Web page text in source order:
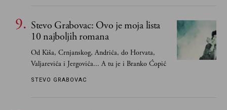
poznavale
Stevo Grabovac: Ovo je moja lista
10 najboljih romana
Od Kiša, Crnjanskog, Andrića, do Horvata,
Valjarevića i Jergovića... A tu je i Branko Ćopić
STEVO GRABOVAC